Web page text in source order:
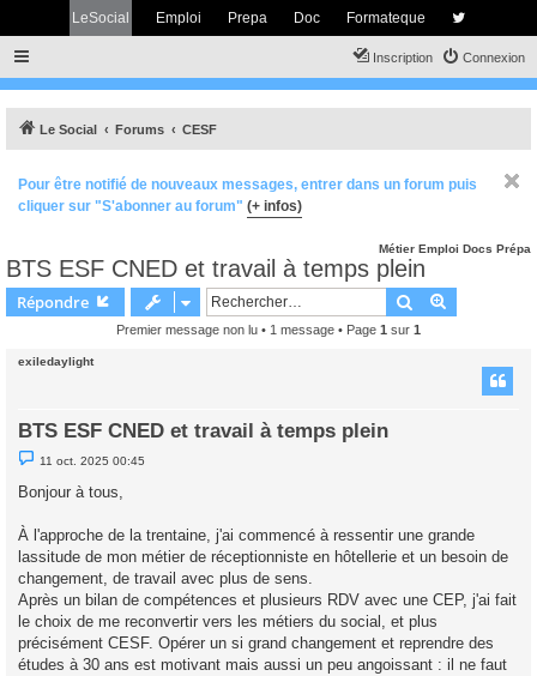
LeSocial Emploi Prepa Doc Formateque
Connexion
Inscription
Le Social Forums CESF
Pour être notifié de nouveaux messages, entrer dans un forum puis
cliquer sur "S'abonner au forum" (+ infos)
Métier Emploi Docs Prépa
BTS ESF CNED et travail à temps plein
Répondre Rechercher
Premier message non lu • 1 message • Page 1 sur 1
exiledaylight
BTS ESF CNED et travail à temps plein
M
e
s
g
e
n
n
l
11 oct. 2025 00:45
Bonjour à tous,
À l'approche de la trentaine, j'ai commencé à ressentir une grande
lassitude de mon métier de réceptionniste en hôtellerie et un besoin de
changement, de travail avec plus de sens.
Après un bilan de compétences et plusieurs RDV avec une CEP, j'ai fait
le choix de me reconvertir vers les métiers du social, et plus
précisément CESF. Opérer un si grand changement et reprendre des
études à 30 ans est motivant mais aussi un peu angoissant : il ne faut